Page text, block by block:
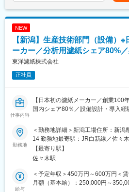
新潟工場では約500人が勤務してお
おります。安心して勤務をスタート
ます。
◆募集背景
す。
新潟工場は、エレクトロニクス事業
総務業務等のいずれかを担当する
長期：サービス部長
■研修体制：
世界トップクラスシェアの米国建
本直営ディーラーで、全国に130か
域貢献の実感が持てる事業を展開を
また埼玉にアジア最大規模のICT建
しており、そこでの手厚い研修や、
の知識やスキルを継続的に向上でき
変更の範囲：会社の定める業務
NEW
【新潟】生産技術部門（設備）
ーカー／分析用濾紙シェア80%
東洋濾紙株式会社
正社員
仕事内容
【日本初の濾紙メーカー／創業100
国内シェア80％／設備設計・導入
挑戦／総合科学機器メーカーとして
■業務内容：
国内シェア80％以上の「分析用濾紙
造拠点である新潟工場において、主
備導入・改善等を生産技術担当とし
勤務地
＜勤務地詳細＞新潟工場住所：新
14 勤務地最寄駅：JR白新線／佐々
煙変更の範囲：会社の定める事業所
【最寄り駅】
佐々木駅
給与
＜予定年収＞450万円～600万円＜
月額（基本給）：250,000円～